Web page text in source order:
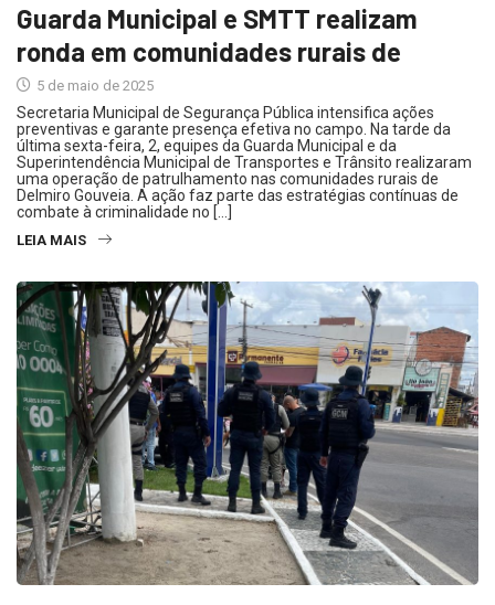
Guarda Municipal e SMTT realizam
ronda em comunidades rurais de
5 de maio de 2025
Secretaria Municipal de Segurança Pública intensifica ações
preventivas e garante presença efetiva no campo. Na tarde da
última sexta-feira, 2, equipes da Guarda Municipal e da
Superintendência Municipal de Transportes e Trânsito realizaram
uma operação de patrulhamento nas comunidades rurais de
Delmiro Gouveia. A ação faz parte das estratégias contínuas de
combate à criminalidade no […]
LEIA MAIS